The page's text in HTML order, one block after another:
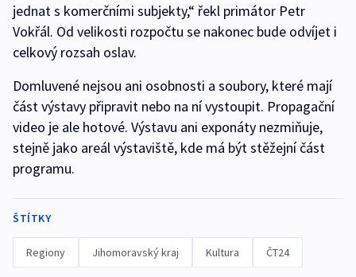
jednat s komerčními subjekty,“ řekl primátor Petr
Vokřál. Od velikosti rozpočtu se nakonec bude odvíjet i
celkový rozsah oslav.
Domluvené nejsou ani osobnosti a soubory, které mají
část výstavy připravit nebo na ní vystoupit. Propagační
video je ale hotové. Výstavu ani exponáty nezmiňuje,
stejně jako areál výstaviště, kde má být stěžejní část
programu.
ŠTÍTKY
Regiony Jihomoravský kraj Kultura ČT24